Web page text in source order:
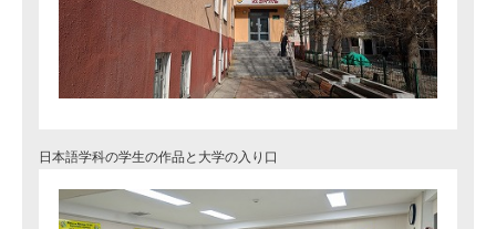
日本語学科の学生の作品と大学の入り口